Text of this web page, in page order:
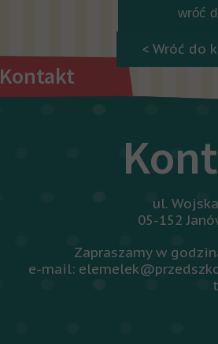
< Wróć do
Kontakt
ul.
05-152
Zapraszamy w
e-mail:
wróć